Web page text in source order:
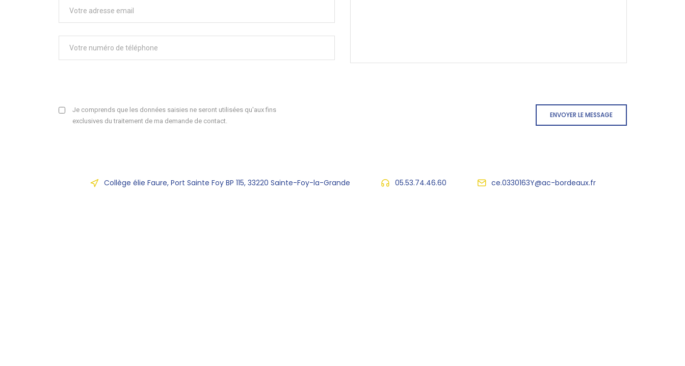
Je comprends que les données saisies ne seront utilisées qu'aux fins
exclusives du traitement de ma demande de contact.
ENVOYER LE MESSAGE
Collège élie Faure, Port Sainte Foy BP 115, 33220 Sainte-Foy-la-Grande 05.53.74.46.60 ce.0330163Y@ac-bordeaux.fr